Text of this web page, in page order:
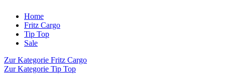
Home
Fritz Cargo
Tip Top
Sale
Zur Kategorie Fritz Cargo
Zur Kategorie Tip Top